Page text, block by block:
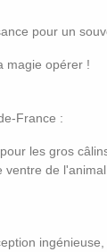
pour un
magie opérer !
France :
les gros
de